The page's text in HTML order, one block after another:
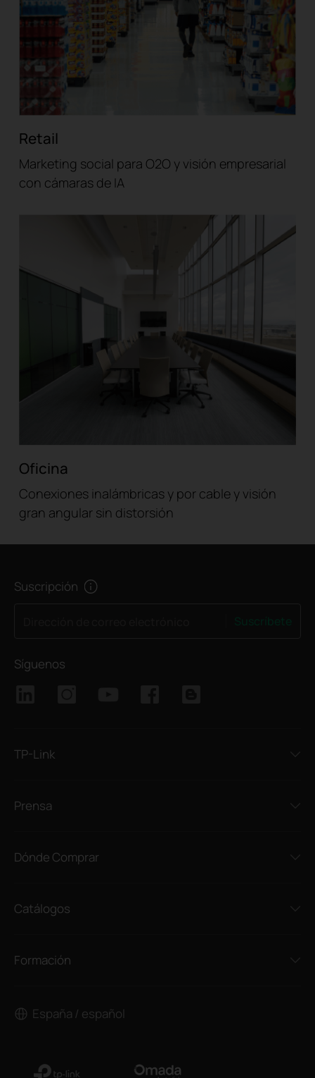
Retail
Marketing social para O2O y visión empresarial
con cámaras de IA
Oficina
Conexiones inalámbricas y por cable y visión
gran angular sin distorsión
Suscripción
Síguenos
TP-Link
Prensa
Dónde Comprar
Catálogos
Formación
España / español